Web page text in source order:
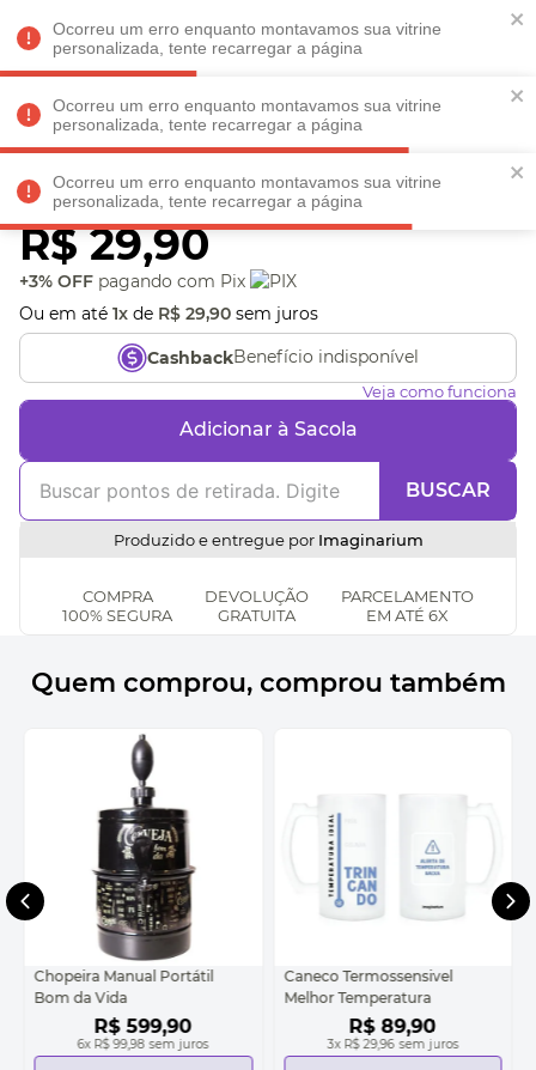
Ocorreu um erro enquanto montavamos sua vitrine
personalizada, tente recarregar a página
Ocorreu um erro enquanto montavamos sua vitrine
personalizada, tente recarregar a página
Ocorreu um erro enquanto montavamos sua vitrine
personalizada, tente recarregar a página
Faltam REGULAMENTO
Veja produtos perto de você! Informe seu CEP
Caneta Tubarão
R$ 29,90
+3% OFF pagando com Pix
Ou em até 1x de R$ 29,90 sem juros
CashbackBenefício indisponível
Veja como funciona
Adicionar à Sacola
BUSCAR
Produzido e entregue por Imaginarium
COMPRA
100% SEGURA
DEVOLUÇÃO
GRATUITA
PARCELAMENTO
EM ATÉ 6X
Quem comprou, comprou também
Chopeira Manual Portátil
Bom da Vida
R$ 599,90
6x R$ 99,98 sem juros
Caneco Termossensivel
Melhor Temperatura
R$ 89,90
3x R$ 29,96 sem juros